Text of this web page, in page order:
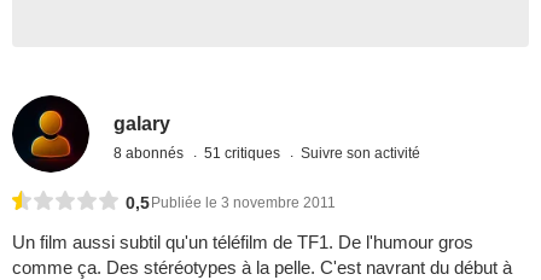
galary
8 abonnés 51 critiques Suivre son activité
0,5 Publiée le 3 novembre 2011
Un film aussi subtil qu'un téléfilm de TF1. De l'humour gros
comme ça. Des stéréotypes à la pelle. C'est navrant du début à